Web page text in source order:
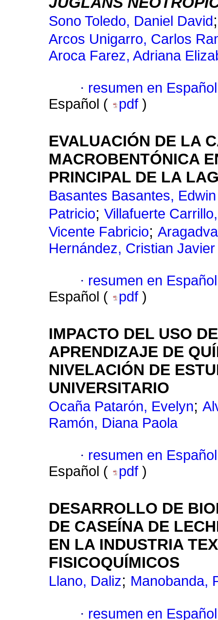
Sono Toledo, Daniel David
Arcos Unigarro, Carlos
Aroca Farez, Adriana
· resumen en Español
Español (
pdf )
EVALUACIÓN DE LA
MACROBENTÓNICA
PRINCIPAL DE LA
Basantes Basantes,
Patricio; Villafuerte
Vicente Fabricio;
Hernández, Cristian Javier
· resumen en Español
Español (
pdf )
IMPACTO DEL USO
APRENDIZAJE DE
NIVELACIÓN DE
UNIVERSITARIO
Ocaña Patarón, Evelyn;
Ramón, Diana Paola
· resumen en Español
Español (
pdf )
DESARROLLO DE
DE CASEÍNA DE
EN LA INDUSTRIA
FISICOQUÍMICOS
Llano, Daliz; Manobanda,
· resumen en Español